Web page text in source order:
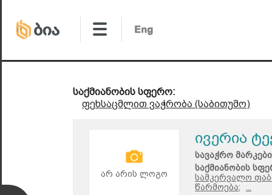
საქმიანობის სფერო:
ფეხსაცმლით ვაჭრობა (საბითუმო)
არ არის ლოგო
ივერია
სავაჭრო
საქმიანობის
სამკერვალო
წარმოება;